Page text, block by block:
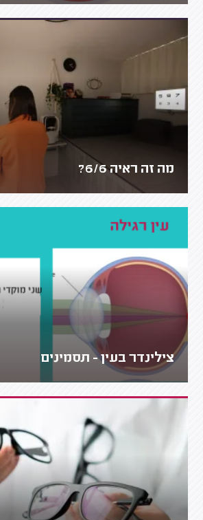
מה זה ראיה 6/6?
צילינדר בעין - תסמינים